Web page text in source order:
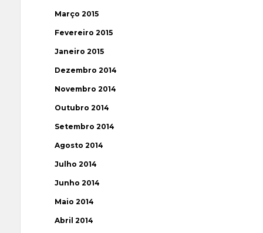
Março 2015
Fevereiro 2015
Janeiro 2015
Dezembro 2014
Novembro 2014
Outubro 2014
Setembro 2014
Agosto 2014
Julho 2014
Junho 2014
Maio 2014
Abril 2014